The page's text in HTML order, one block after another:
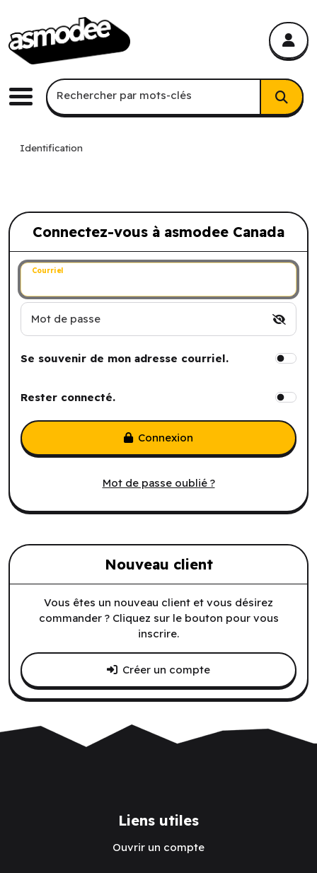
Menu
Recherche par mots-clés
Rechercher par mots-clés
Identification
Connectez-vous à asmodee Canada
Connectez-vous à asmodee Canada
Courriel
Mot de passe
Se souvenir de mon adresse courriel.
Rester connecté.
Mot de passe oublié ?
Connexion
Nouveau client
Vous êtes un nouveau client et vous désirez
commander ? Cliquez sur le bouton pour vous
inscrire.
Créer un compte
Liens utiles
Ouvrir un compte